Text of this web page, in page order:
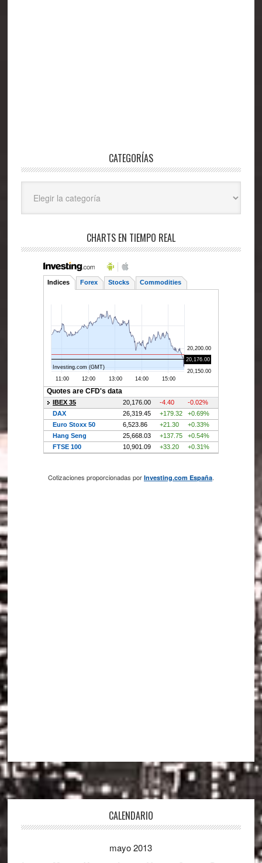
CATEGORÍAS
CHARTS EN TIEMPO REAL
Cotizaciones proporcionadas por Investing.com España.
CALENDARIO
mayo 2013